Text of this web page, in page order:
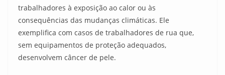
trabalhadores à exposição ao calor ou às
consequências das mudanças climáticas. Ele
exemplifica com casos de trabalhadores de rua que,
sem equipamentos de proteção adequados,
desenvolvem câncer de pele.